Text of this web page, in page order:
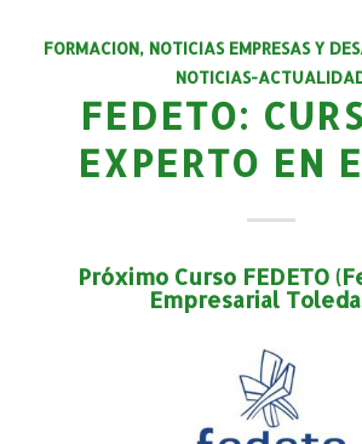
FORMACION, NOTICIAS EMPRESAS Y
NOTICIAS-
FEDETO:
EXPERTO EN
Próximo Curso FEDETO
Empresarial